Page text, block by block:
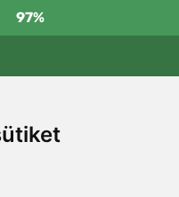
97%
felett: 80 EUR
visszaküldheti vagy